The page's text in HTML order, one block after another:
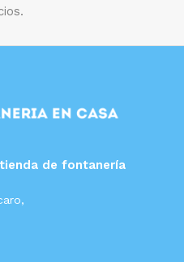
de fontanería